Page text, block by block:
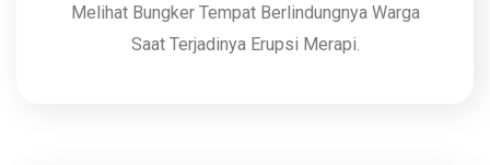
Melihat Bungker Tempat Berlindungnya Warga
Saat Terjadinya Erupsi Merapi.